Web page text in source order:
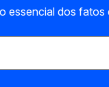
essencial dos fatos